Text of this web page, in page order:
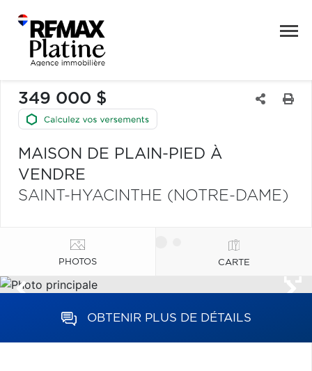
349 000 $
MAISON DE PLAIN-PIED À
VENDRE
SAINT-HYACINTHE (NOTRE-DAME)
PHOTOS CARTE
OBTENIR PLUS DE DÉTAILS